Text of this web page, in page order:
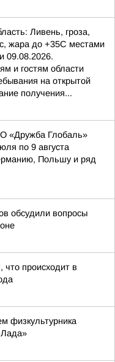
Ливень, гроза,
жара до +35С местами
09.08.2026.
и гостям области
на открытой
получения...
«Дружба Глобаль»
по 9 августа
Польшу и ряд
обсудили вопросы
что происходит в
физкультурника